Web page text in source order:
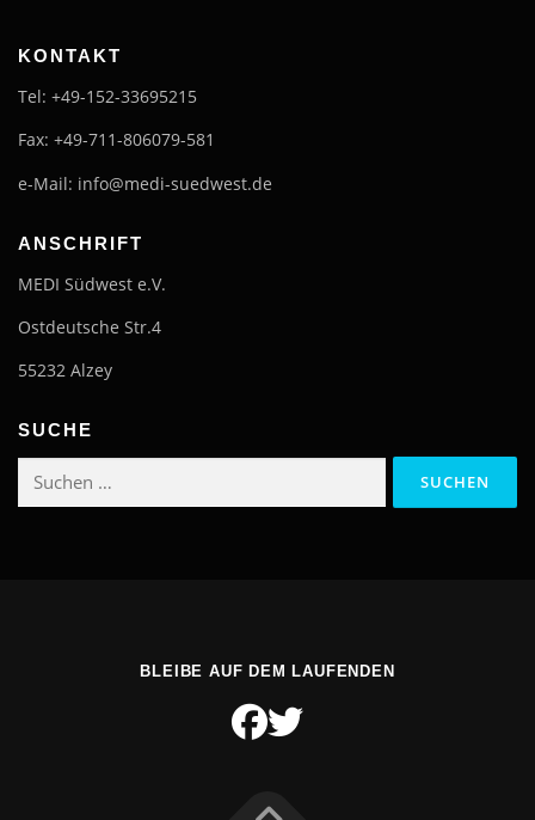
KONTAKT
Tel: +49-152-33695215
Fax: +49-711-806079-581
e-Mail: info@medi-suedwest.de
ANSCHRIFT
MEDI Südwest e.V.
Ostdeutsche Str.4
55232 Alzey
SUCHE
Suchen
BLEIBE AUF DEM LAUFENDEN